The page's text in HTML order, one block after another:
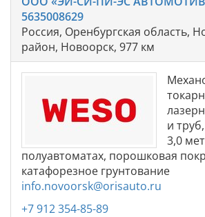
5635008629
Россия, Оренбургская область,
район, Новоорск, 977 км
и
3,0
полуавтоматах, порошковая
катафорезное грунтование
info.novoorsk@orisauto.ru
+7 912 354-85-89